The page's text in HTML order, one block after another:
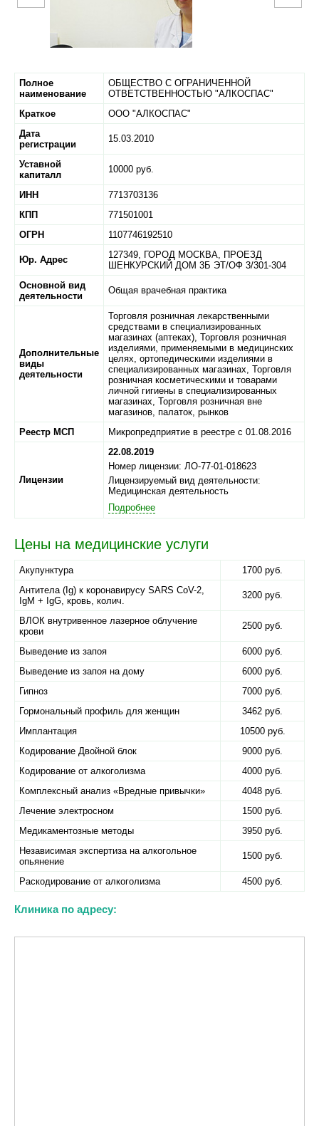
Полное
наименование
ОБЩЕСТВО С ОГРАНИЧЕННОЙ
ОТВЕТСТВЕННОСТЬЮ "АЛКОСПАС"
Краткое
ООО "АЛКОСПАС"
Дата
регистрации
15.03.2010
Уставной
капиталл
10000 руб.
ИНН
7713703136
КПП
771501001
ОГРН
1107746192510
Юр. Адрес 127349, ГОРОД МОСКВА, ПРОЕЗД
ШЕНКУРСКИЙ ДОМ 3Б ЭТ/ОФ 3/301-304
Основной вид
деятельности
Общая врачебная практика
Дополнительные
виды
деятельности
Торговля розничная лекарственными
средствами в специализированных
магазинах (аптеках), Торговля розничная
изделиями, применяемыми в медицинских
целях, ортопедическими изделиями в
специализированных магазинах, Торговля
розничная косметическими и товарами
личной гигиены в специализированных
магазинах, Торговля розничная вне
магазинов, палаток, рынков
Реестр МСП
Микропредприятие в реестре с 01.08.2016
Лицензии
22.08.2019
Номер лицензии: ЛО-77-01-018623
Лицензируемый вид деятельности:
Медицинская деятельность
Подробнее
Цены на медицинские услуги
Акупунктура
1700 руб.
Антитела (Ig) к коронавирусу SARS CoV-2,
IgM + IgG, кровь, колич.
3200 руб.
ВЛОК внутривенное лазерное облучение
крови
2500 руб.
Выведение из запоя
6000 руб.
Выведение из запоя на дому
6000 руб.
Гипноз
7000 руб.
Гормональный профиль для женщин
3462 руб.
Имплантация
10500 руб.
Кодирование Двойной блок
9000 руб.
Кодирование от алкоголизма
4000 руб.
Комплексный анализ «Вредные привычки»
4048 руб.
Лечение электросном
1500 руб.
Медикаментозные методы
3950 руб.
Независимая экспертиза на алкогольное
опьянение
1500 руб.
Раскодирование от алкоголизма 4500 руб.
Клиника по адресу: